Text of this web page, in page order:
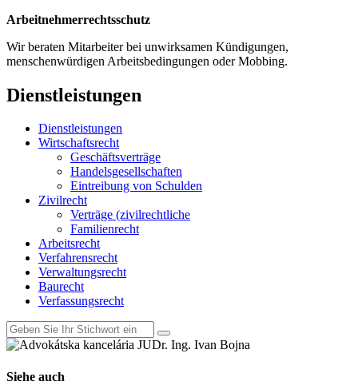
Arbeitnehmerrechtsschutz
Wir beraten Mitarbeiter bei unwirksamen Kündigungen,
menschenwürdigen Arbeitsbedingungen oder Mobbing.
Dienstleistungen
Dienstleistungen
Wirtschaftsrecht
Geschäftsverträge
Handelsgesellschaften
Eintreibung von Schulden
Zivilrecht
Verträge (zivilrechtliche
Familienrecht
Arbeitsrecht
Verfahrensrecht
Verwaltungsrecht
Baurecht
Verfassungsrecht
Siehe auch